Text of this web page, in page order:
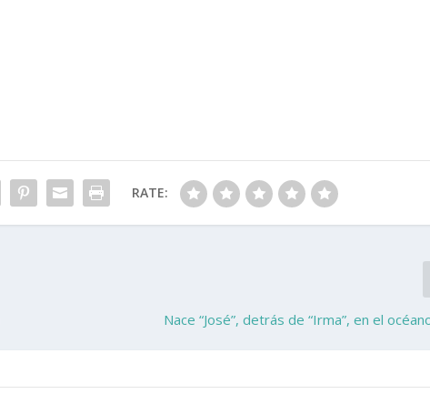
RATE:
Nace “José”, detrás de “Irma”, en el